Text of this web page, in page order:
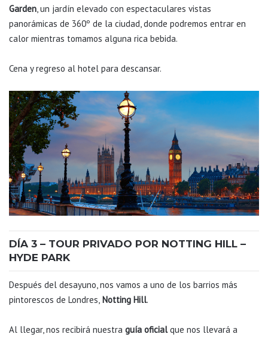
Garden, un jardín elevado con espectaculares vistas
panorámicas de 360º de la ciudad, donde podremos entrar en
calor mientras tomamos alguna rica bebida.
Cena y regreso al hotel para descansar.
DÍA 3 – TOUR PRIVADO POR NOTTING HILL –
HYDE PARK
Después del desayuno, nos vamos a uno de los barrios más
pintorescos de Londres, Notting Hill.
Al llegar, nos recibirá nuestra guía oficialque nos llevará a